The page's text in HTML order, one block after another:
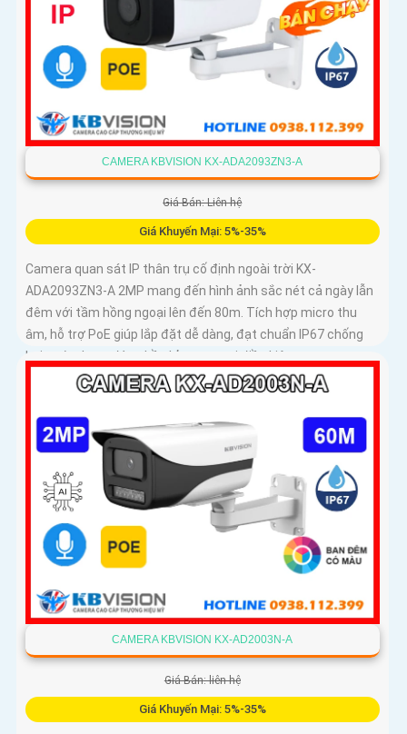
CAMERA KBVISION KX-ADA2093ZN3-A
Giá Bán: Liên hệ
Giá Khuyến Mại: 5%-35%
Camera quan sát IP thân trụ cố định ngoài trời KX-
ADA2093ZN3-A 2MP mang đến hình ảnh sắc nét cả ngày lẫn
đêm với tầm hồng ngoại lên đến 80m. Tích hợp micro thu
âm, hỗ trợ PoE giúp lắp đặt dễ dàng, đạt chuẩn IP67 chống
bụi nước, hoạt động bền bỉ trong mọi điều kiện
CAMERA KBVISION KX-AD2003N-A
Giá Bán: liên hệ
Giá Khuyến Mại: 5%-35%